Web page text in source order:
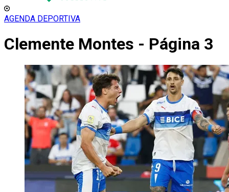
AGENDA DEPORTIVA
Clemente Montes - Página 3